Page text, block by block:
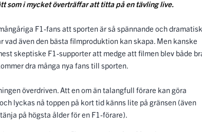
även den bästa filmproduktion kan skapa. Men kanske
skeptiske F1-supporter att medge att filmen blev både bra,
dra många nya fans till sporten.
lyckas nå toppen på kort tid känns lite på gränsen (även
på högsta ålder för en F1-förare).